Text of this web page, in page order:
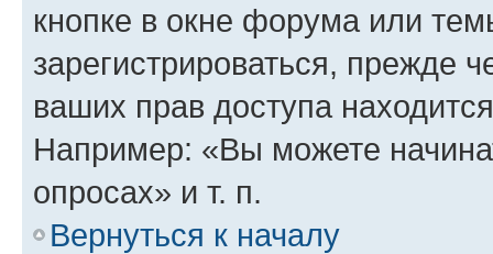
кнопке в окне форума или
зарегистрироваться, прежде
ваших прав доступа
Например: «Вы можете
опросах» и т. п.
Вернуться к началу